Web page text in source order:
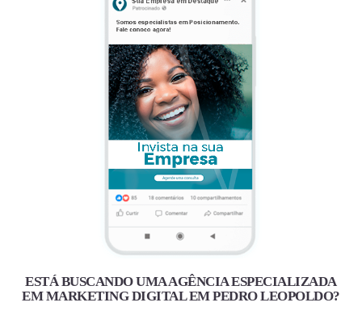
ESTÁ BUSCANDO UMA AGÊNCIA ESPECIALIZADA
EM MARKETING DIGITAL EM PEDRO LEOPOLDO?